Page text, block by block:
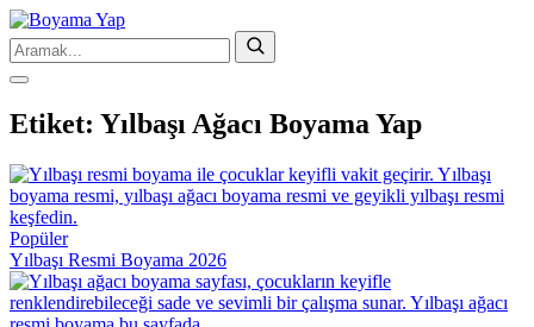
Etiket: Yılbaşı Ağacı Boyama Yap
Popüler
Yılbaşı Resmi Boyama 2026